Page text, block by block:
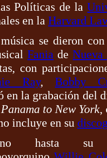
Políticas de la
en la Harvard
se dieron
Fania deNueva
con
Ray,Bobby
en la grabación del
to New York,
incluye en su
hasta su